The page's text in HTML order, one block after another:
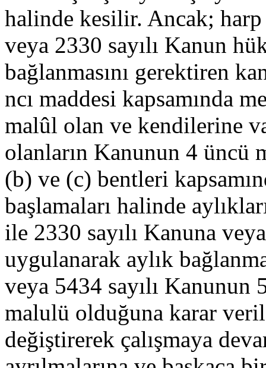
halinde kesilir. Ancak;
veya 2330 sayılı Kanun
bağlanmasını gerektiren
ncı maddesi kapsamında
malûl olan ve kendilerine
olanların Kanunun 4 üncü
(b) ve (c) bentleri
başlamaları halinde
ile 2330 sayılı Kanuna
uygulanarak aylık
veya 5434 sayılı Kanunun
malulü olduğuna karar
değiştirerek çalışmaya